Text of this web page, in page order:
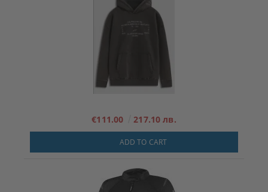
€111.00 217.10 лв.
ADD TO CART